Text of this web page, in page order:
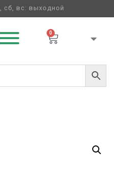
, сб, вс: выходной
0